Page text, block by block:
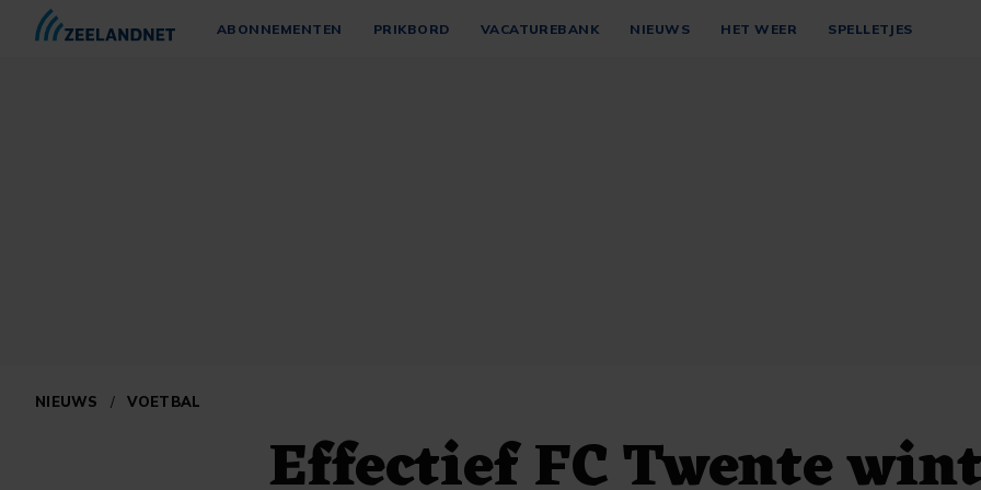
ABONNEMENTEN PRIKBORD VACATUREBANK NIEUWS HET WEER SPELLETJES
NIEUWS / VOETBAL